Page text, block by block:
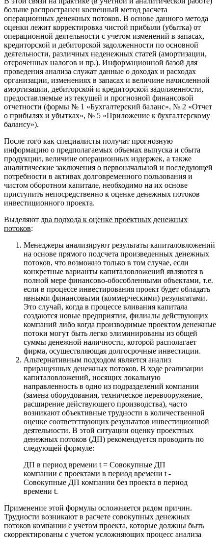
больше распространен косвенный метод расчета
операционных денежных потоков. В основе данного метода
оценки лежит корректировка чистой прибыли (убытка) от
операционной деятельности с учетом изменений в запасах,
кредиторской и дебиторской задолженности по основной
деятельности, различных неденежных статей (амортизации,
отсроченных налогов и пр.). Информационной базой для
проведения анализа служат данные о доходах и расходах
организации, изменениях в запасах и величине начисленной
амортизации, дебиторской и кредиторской задолженности,
предоставляемые из текущей и прогнозной финансовой
отчетности (формы № 1 «Бухгалтерский баланс», № 2 «Отчет
о прибылях и убытках», № 5 «Приложение к бухгалтерскому
балансу»).
После того как специалисты получат прогнозную
информацию о предполагаемых объемах выпуска и сбыта
продукции, величине операционных издержек, а также
аналитические заключения о первоначальной и последующей
потребности в активах долговременного пользования и
чистом оборотном капитале, необходимо на их основе
приступить непосредственно к оценке денежных потоков
инвестиционного проекта.
Выделяют два подхода к оценке проектных денежных
потоков:
Менеджеры анализируют результаты капиталовложений
на основе прямого подсчета произведенных денежных
потоков, что возможно только в том случае, если
конкретные варианты капиталовложений являются в
полной мере финансово-обособленными объектами, т.е.
если в процессе инвестирования проект будет обладать
явными финансовыми (коммерческими) результатами.
Это случай, когда в процессе вливания капитала
создаются новые предприятия, филиалы действующих
компаний либо когда производимые проектом денежные
потоки могут быть легко элиминированы из общей
суммы денежной наличности, которой располагает
фирма, осуществляющая долгосрочные инвестиции.
Альтернативным подходом является анализ
приращенных денежных потоков. В ходе реализации
капиталовложений, носящих локальную
направленность в одно из подразделений компании
(замена оборудования, техническое перевооружение,
расширение действующего производства), часто
возникают объективные трудности в количественной
оценке соответствующих результатов инвестиционной
деятельности. В этой ситуации оценку проектных
денежных потоков (ДП) рекомендуется проводить по
следующей формуле:
ДП в период времени t = Совокупные ДП
компании с проектами в период времени t -
Совокупные ДП компании без проекта в период
времени t.
Применение этой формулы осложняется рядом причин.
Трудности возникают в расчете совокупных денежных
потоков компании с учетом проекта, которые должны быть
скорректированы с учетом усложняющих процесс анализа